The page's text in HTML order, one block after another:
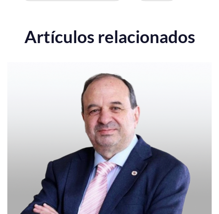
Artículos relacionados